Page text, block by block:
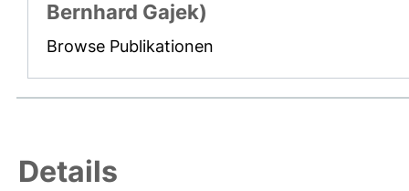
Bernhard Gajek)
Browse Publikationen
Details